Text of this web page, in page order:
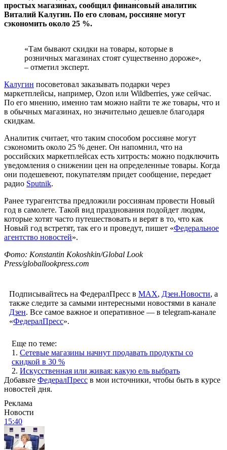
простых магазинах, сообщил финансовый аналитик
Виталий Калугин. По его словам, россияне могут
сэкономить около 25 %.
«Там бывают скидки на товары, которые в
розничных магазинах стоят существенно дороже»,
– отметил эксперт.
Калугин посоветовал заказывать подарки через
маркетплейсы, например, Ozon или Wildberries, уже сейчас.
По его мнению, именно там можно найти те же товары, что и
в обычных магазинах, но значительно дешевле благодаря
скидкам.
Аналитик считает, что таким способом россияне могут
сэкономить около 25 % денег. Он напомнил, что на
российских маркетплейсах есть хитрость: можно подключить
уведомления о снижении цен на определенные товары. Когда
они подешевеют, покупателям придет сообщение, передает
радио Sputnik.
Ранее турагентства предложили россиянам провести Новый
год в самолете. Такой вид празднования подойдет людям,
которые хотят часто путешествовать и верят в то, что как
Новый год встретят, так его и проведут, пишет «Федеральное
агентство новостей».
Фото: Konstantin Kokoshkin/Global Look
Press/globallookpress.com
Подписывайтесь на ФедералПресс в МАХ, Дзен.Новости, а
также следите за самыми интересными новостями в канале
Дзен. Все самое важное и оперативное — в telegram-канале
«ФедералПресс».
Еще по теме:
1. Сетевые магазины начнут продавать продукты со
скидкой в 30 %
2. Искусственная или живая: какую ель выбрать
Добавьте ФедералПресс в мои источники, чтобы быть в курсе
новостей дня.
Реклама
Новости
15:40